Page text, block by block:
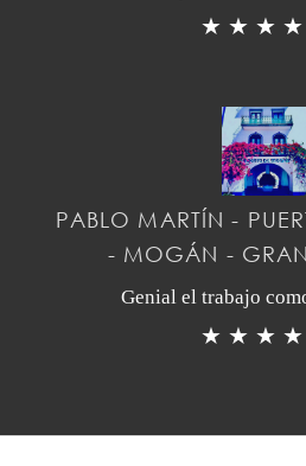
★ ★ ★
PABLO MARTÍN -
- MOGÁN -
Genial el trabajo
★ ★ ★